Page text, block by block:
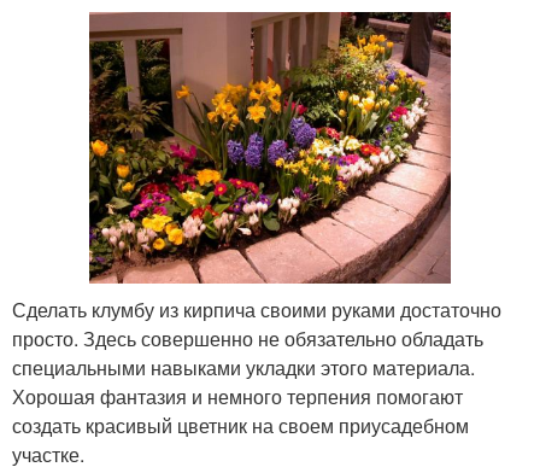
Сделать клумбу из кирпича своими руками достаточно
просто. Здесь совершенно не обязательно обладать
специальными навыками укладки этого материала.
Хорошая фантазия и немного терпения помогают
создать красивый цветник на своем приусадебном
участке.